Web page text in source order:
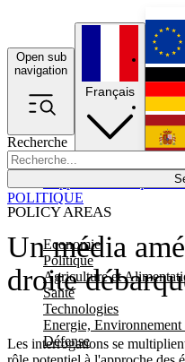
Open sub
navigation
Recherche
POLICY AREAS
Economie
Politique
Agriculture et
Santé
Technologies
Energie, Environnement
Défense
Français
Un média
droite
Les interrogations se
POLITIQUE